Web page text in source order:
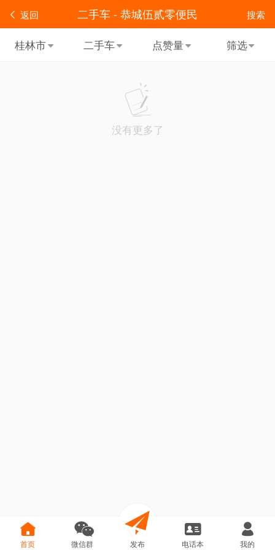
返回 搜索
二手车 - 恭城伍贰零便民
桂林市 二手车 点赞量 筛选
没有更多了
首页 微信群 发布 电话本 我的